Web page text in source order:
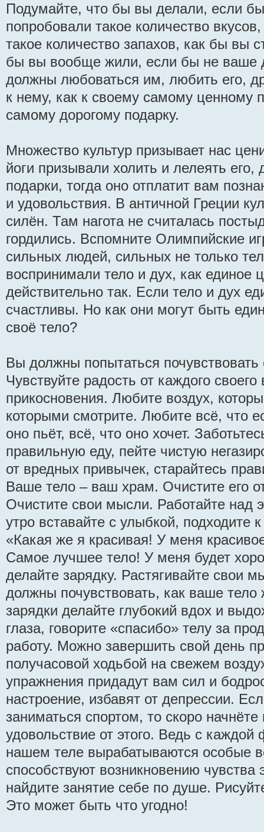
Подумайте, что бы вы делали, если
попробовали такое количество
такое количество запахов, как бы вы
бы вы вообще жили, если бы не ваше
должны любоваться им, любить его,
к нему, как к своему самому ценному
самому дорогому подарку.
Множество культур призывает нас
йоги призывали холить и лелеять
подарки, тогда оно отплатит вам
и удовольствия. В античной Греции
силён. Там нагота не считалась
гордились. Вспомните Олимпийские
сильных людей, сильных не только
воспринимали тело и дух, как единое
действительно так. Если тело и дух
счастливы. Но как они могут быть
своё тело?
Вы должны попытаться почувствовать
Чувствуйте радость от каждого
прикосновения. Любите воздух,
которыми смотрите. Любите всё, что
оно пьёт, всё, что оно хочет.
правильную еду, пейте чистую
от вредных привычек, старайтесь
Ваше тело – ваш храм. Очистите его
Очистите свои мысли. Работайте над
утро вставайте с улыбкой, подходите
«Какая же я красивая! У меня
Самое лучшее тело! У меня будет
делайте зарядку. Растягивайте свои
должны почувствовать, как ваше тело
зарядки делайте глубокий вдох и
глаза, говорите «спасибо» телу за
работу. Можно завершить свой день
получасовой ходьбой на свежем
упражнения придадут вам сил и
настроение, избавят от депрессии.
заниматься спортом, то скоро
удовольствие от этого. Ведь с каждой
нашем теле вырабатываются особые
способствуют возникновению
найдите занятие себе по душе.
Это может быть что угодно!